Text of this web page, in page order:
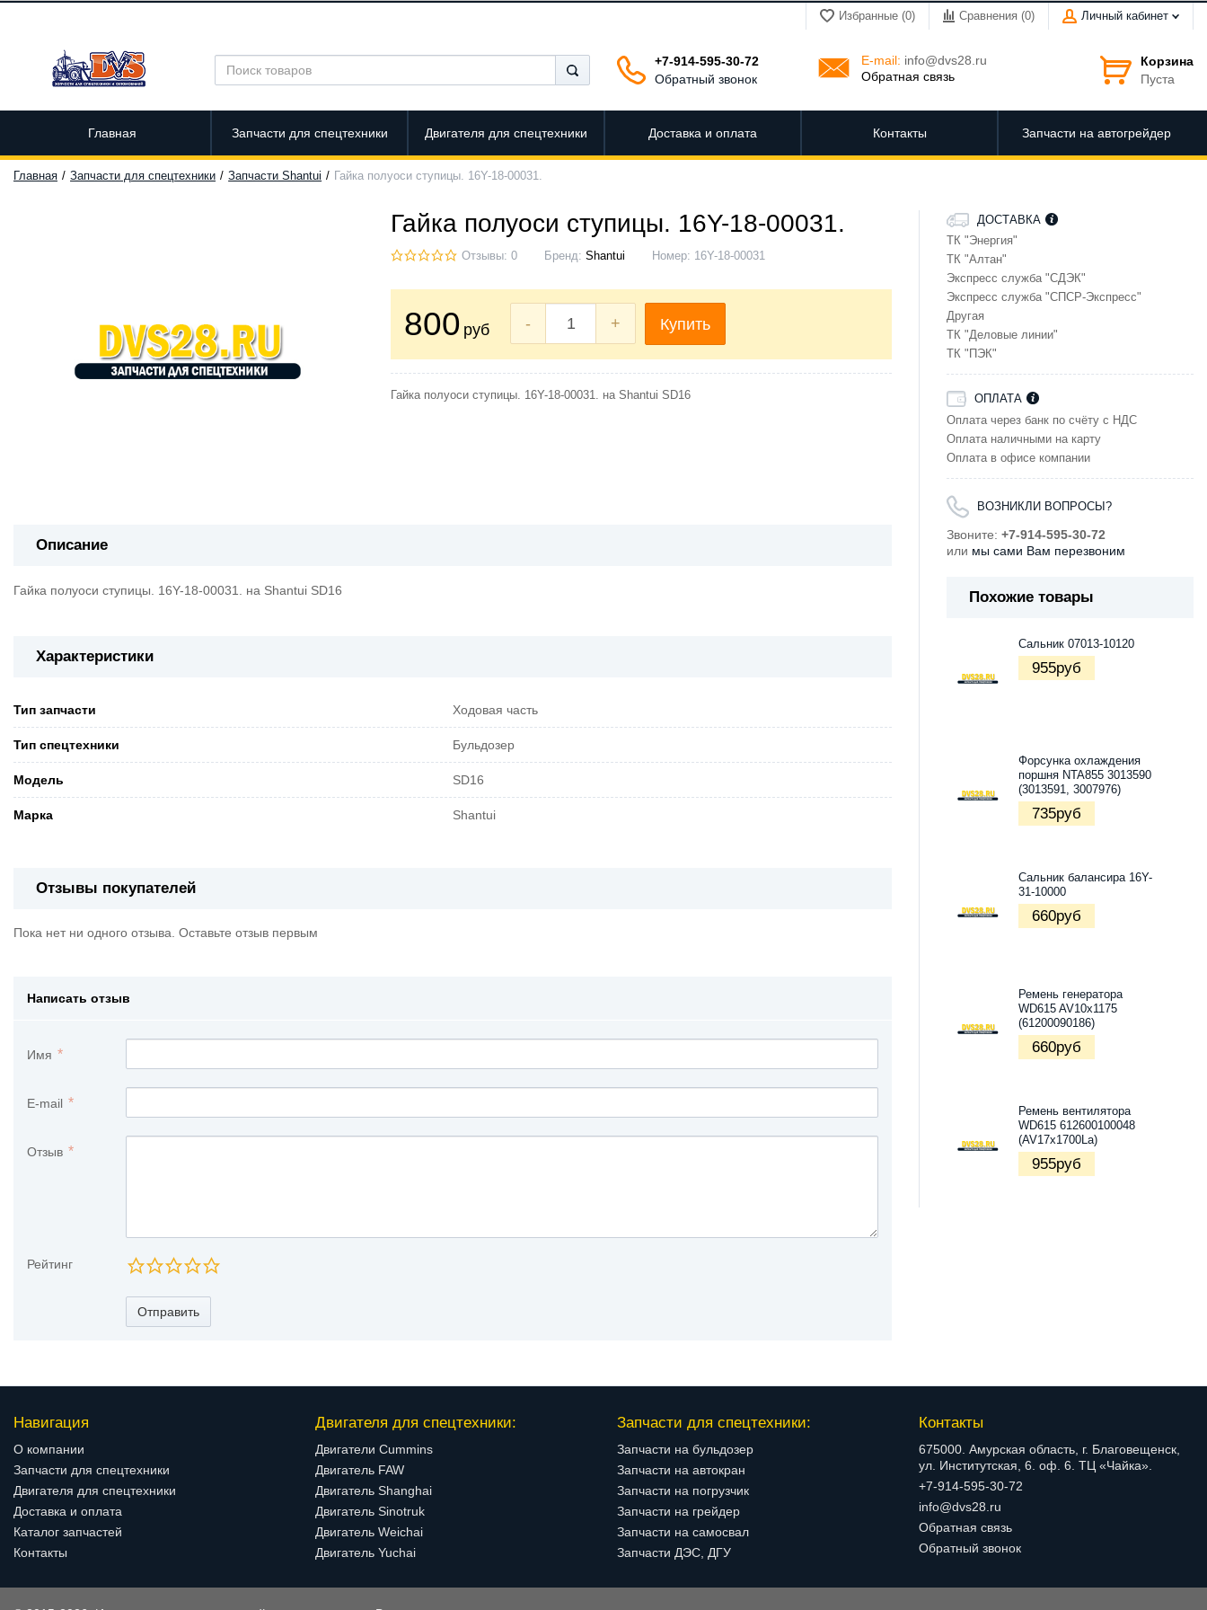
Избранные (0) Сравнения (0) Личный кабинет
+7-914-595-30-72
Обратный звонок
E-mail: info@dvs28.ru
Обратная связь
Корзина
Пуста
Главная Запчасти для спецтехники Двигателя для спецтехники Доставка и оплата Контакты Запчасти на автогрейдер
Главная Запчасти для спецтехники Запчасти Shantui Гайка полуоси ступицы. 16Y-18-00031.
Гайка полуоси ступицы. 16Y-18-00031.
Отзывы: 0 Бренд: Shantui Номер: 16Y-18-00031
800 руб - + Купить
Гайка полуоси ступицы. 16Y-18-00031. на Shantui SD16
Описание
Гайка полуоси ступицы. 16Y-18-00031. на Shantui SD16
Характеристики
Тип запчасти Ходовая часть
Тип спецтехники Бульдозер
Модель SD16
Марка Shantui
Отзывы покупателей
Пока нет ни одного отзыва. Оставьте отзыв первым
Написать отзыв
Имя
E-mail
Отзыв
Рейтинг
Отправить
ДОСТАВКА
ТК "Энергия"
ТК "Алтан"
Экспресс служба "СДЭК"
Экспресс служба "СПСР-Экспресс"
Другая
ТК "Деловые линии"
ТК "ПЭК"
ОПЛАТА
Оплата через банк по счёту с НДС
Оплата наличными на карту
Оплата в офисе компании
ВОЗНИКЛИ ВОПРОСЫ?
Звоните: +7-914-595-30-72
или мы сами Вам перезвоним
Похожие товары
Сальник 07013-10120
955руб
Форсунка охлаждения
поршня NTA855 3013590
(3013591, 3007976)
735руб
Сальник балансира 16Y-
31-10000
660руб
Ремень генератора
WD615 AV10x1175
(61200090186)
660руб
Ремень вентилятора
WD615 612600100048
(AV17х1700La)
955руб
Навигация
О компании
Запчасти для спецтехники
Двигателя для спецтехники
Доставка и оплата
Каталог запчастей
Контакты
Двигателя для спецтехники:
Двигатели Cummins
Двигатель FAW
Двигатель Shanghai
Двигатель Sinotruk
Двигатель Weichai
Двигатель Yuchai
Запчасти для спецтехники:
Запчасти на бульдозер
Запчасти на автокран
Запчасти на погрузчик
Запчасти на грейдер
Запчасти на самосвал
Запчасти ДЭС, ДГУ
Контакты
675000. Амурская область, г. Благовещенск,
ул. Институтская, 6. оф. 6. ТЦ «Чайка».
+7-914-595-30-72
info@dvs28.ru
Обратная связь
Обратный звонок